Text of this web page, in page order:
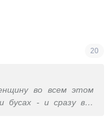
20
во всем этом
бусах - и сразу все